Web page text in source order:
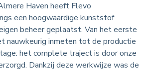
Haven heeft Flevo
een hoogwaardige kunststof
beheer geplaatst. Van het eerste
nauwkeurig inmeten tot de productie
het complete traject is door onze
Dankzij deze werkwijze was de